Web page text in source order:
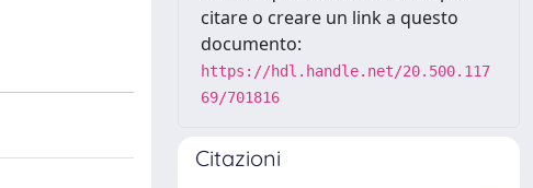
citare o creare un link a questo
documento:
https://hdl.handle.net/20.500.117
69/701816
Citazioni